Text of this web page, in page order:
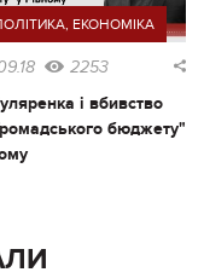
, ЕКОНОМІКА
2253
і вбивство
бюджету"